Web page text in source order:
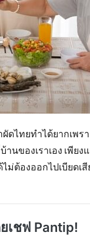
ไทยทำได้ยากเพรา
านของเราเอง เพี
ต้องออกไปเบียดเสี